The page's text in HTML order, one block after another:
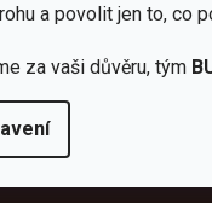
a povolit jen to, co
za vaši důvěru, tým